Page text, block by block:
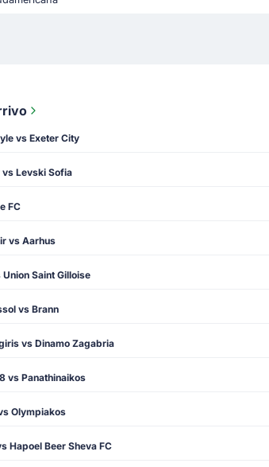
vs Exeter City
Levski Sofia
FC
vs Aarhus
Saint Gilloise
vs Brann
vs Dinamo Zagabria
vs Panathinaikos
Olympiakos
Hapoel Beer Sheva FC